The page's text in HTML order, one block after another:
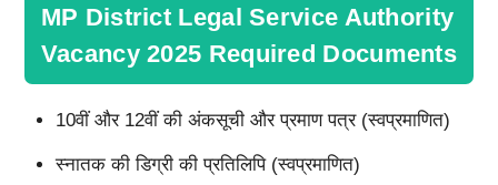
MP District Legal Service Authority
Vacancy 2025 Required Documents
10वीं और 12वीं की अंकसूची और प्रमाण पत्र (स्वप्रमाणित)
स्नातक की डिग्री की प्रतिलिपि (स्वप्रमाणित)